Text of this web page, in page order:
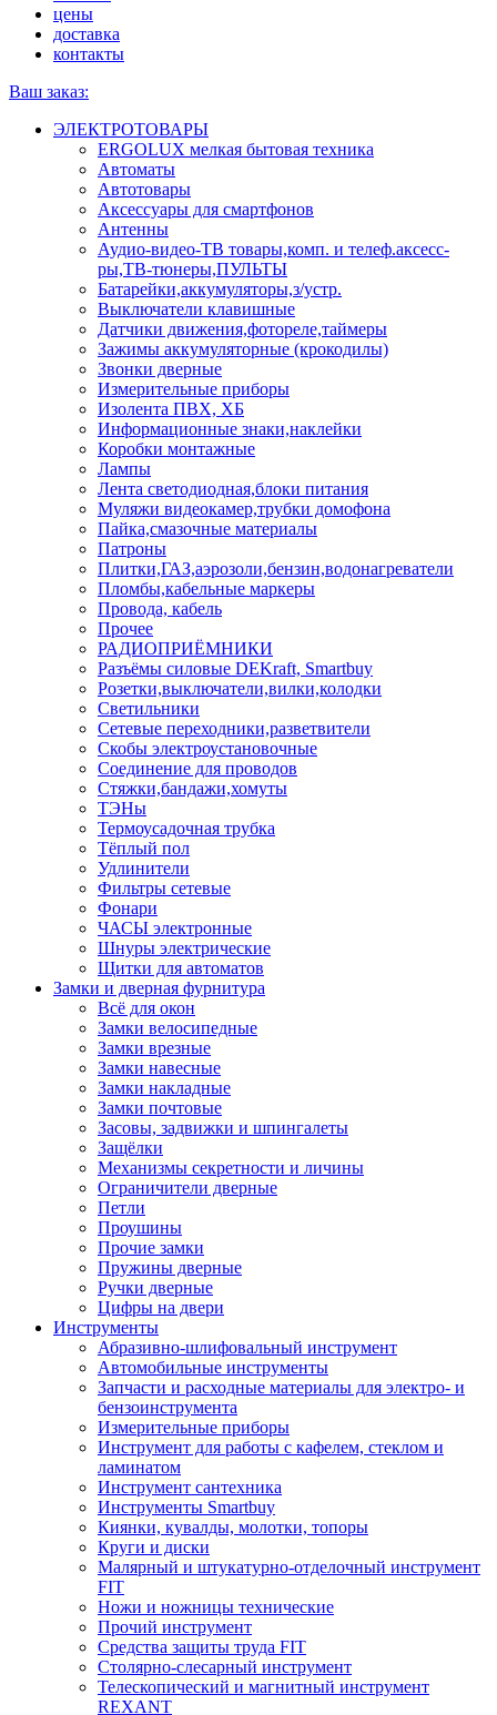
цены
доставка
контакты
Ваш заказ:
ЭЛЕКТРОТОВАРЫ
ERGOLUX мелкая бытовая техника
Автоматы
Автотовары
Аксессуары для смартфонов
Антенны
Аудио-видео-ТВ товары,комп. и телеф.аксесс-
ры,ТВ-тюнеры,ПУЛЬТЫ
Батарейки,аккумуляторы,з/устр.
Выключатели клавишные
Датчики движения,фотореле,таймеры
Зажимы аккумуляторные (крокодилы)
Звонки дверные
Измерительные приборы
Изолента ПВХ, ХБ
Информационные знаки,наклейки
Коробки монтажные
Лампы
Лента светодиодная,блоки питания
Муляжи видеокамер,трубки домофона
Пайка,смазочные материалы
Патроны
Плитки,ГАЗ,аэрозоли,бензин,водонагреватели
Пломбы,кабельные маркеры
Провода, кабель
Прочее
РАДИОПРИЁМНИКИ
Разъёмы силовые DEKraft, Smartbuy
Розетки,выключатели,вилки,колодки
Светильники
Сетевые переходники,разветвители
Скобы электроустановочные
Соединение для проводов
Стяжки,бандажи,хомуты
ТЭНы
Термоусадочная трубка
Тёплый пол
Удлинители
Фильтры сетевые
Фонари
ЧАСЫ электронные
Шнуры электрические
Щитки для автоматов
Замки и дверная фурнитура
Всё для окон
Замки велосипедные
Замки врезные
Замки навесные
Замки накладные
Замки почтовые
Засовы, задвижки и шпингалеты
Защёлки
Механизмы секретности и личины
Ограничители дверные
Петли
Проушины
Прочие замки
Пружины дверные
Ручки дверные
Цифры на двери
Инструменты
Абразивно-шлифовальный инструмент
Автомобильные инструменты
Запчасти и расходные материалы для электро- и
бензоинструмента
Измерительные приборы
Инструмент для работы с кафелем, стеклом и
ламинатом
Инструмент сантехника
Инструменты Smartbuy
Киянки, кувалды, молотки, топоры
Круги и диски
Малярный и штукатурно-отделочный инструмент
FIT
Ножи и ножницы технические
Прочий инструмент
Средства защиты труда FIT
Столярно-слесарный инструмент
Телескопический и магнитный инструмент
REXANT